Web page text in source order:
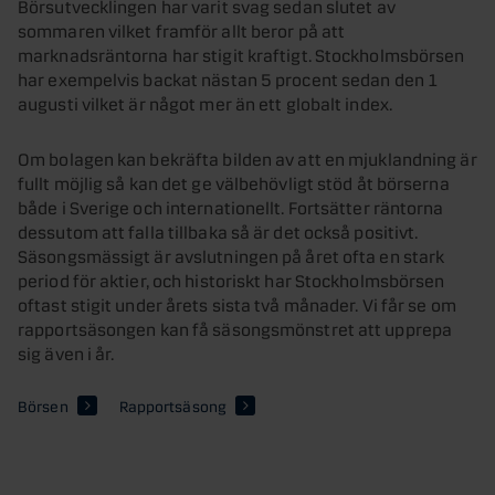
Börsutvecklingen har varit svag sedan slutet av
sommaren vilket framför allt beror på att
marknadsräntorna har stigit kraftigt. Stockholmsbörsen
har exempelvis backat nästan 5 procent sedan den 1
augusti vilket är något mer än ett globalt index.
Om bolagen kan bekräfta bilden av att en mjuklandning är
fullt möjlig så kan det ge välbehövligt stöd åt börserna
både i Sverige och internationellt. Fortsätter räntorna
dessutom att falla tillbaka så är det också positivt.
Säsongsmässigt är avslutningen på året ofta en stark
period för aktier, och historiskt har Stockholmsbörsen
oftast stigit under årets sista två månader. Vi får se om
rapportsäsongen kan få säsongsmönstret att upprepa
sig även i år.
Börsen Rapportsäsong